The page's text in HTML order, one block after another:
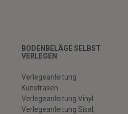
BODENBELÄGE SELBST
VERLEGEN
Verlegeanleitung
Kunstrasen
Verlegeanleitung Vinyl
Verlegeanleitung Sisal,